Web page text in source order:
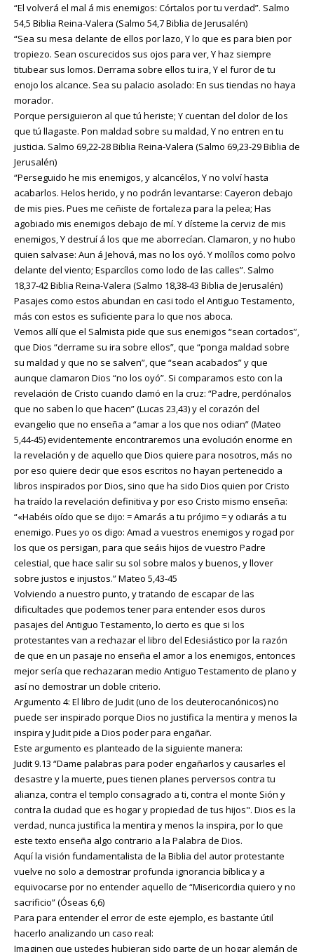
“El volverá el mal á mis enemigos: Córtalos por tu verdad”. Salmo
54,5 Biblia Reina-Valera (Salmo 54,7 Biblia de Jerusalén)
“Sea su mesa delante de ellos por lazo, Y lo que es para bien por
tropiezo. Sean oscurecidos sus ojos para ver, Y haz siempre
titubear sus lomos. Derrama sobre ellos tu ira, Y el furor de tu
enojo los alcance. Sea su palacio asolado: En sus tiendas no haya
morador.
Porque persiguieron al que tú heriste; Y cuentan del dolor de los
que tú llagaste. Pon maldad sobre su maldad, Y no entren en tu
justicia. Salmo 69,22-28 Biblia Reina-Valera (Salmo 69,23-29 Biblia de
Jerusalén)
“Perseguido he mis enemigos, y alcancélos, Y no volví hasta
acabarlos. Helos herido, y no podrán levantarse: Cayeron debajo
de mis pies. Pues me ceñiste de fortaleza para la pelea; Has
agobiado mis enemigos debajo de mí. Y dísteme la cerviz de mis
enemigos, Y destruí á los que me aborrecían. Clamaron, y no hubo
quien salvase: Aun á Jehová, mas no los oyó. Y molílos como polvo
delante del viento; Esparcílos como lodo de las calles”. Salmo
18,37-42 Biblia Reina-Valera (Salmo 18,38-43 Biblia de Jerusalén)
Pasajes como estos abundan en casi todo el Antiguo Testamento,
más con estos es suficiente para lo que nos aboca.
Vemos allí que el Salmista pide que sus enemigos “sean cortados”,
que Dios “derrame su ira sobre ellos”, que “ponga maldad sobre
su maldad y que no se salven”, que “sean acabados” y que
aunque clamaron Dios “no los oyó”. Si comparamos esto con la
revelación de Cristo cuando clamó en la cruz: “Padre, perdónalos
que no saben lo que hacen” (Lucas 23,43) y el corazón del
evangelio que no enseña a “amar a los que nos odian” (Mateo
5,44-45) evidentemente encontraremos una evolución enorme en
la revelación y de aquello que Dios quiere para nosotros, más no
por eso quiere decir que esos escritos no hayan pertenecido a
libros inspirados por Dios, sino que ha sido Dios quien por Cristo
ha traído la revelación definitiva y por eso Cristo mismo enseña:
“«Habéis oído que se dijo: = Amarás a tu prójimo = y odiarás a tu
enemigo. Pues yo os digo: Amad a vuestros enemigos y rogad por
los que os persigan, para que seáis hijos de vuestro Padre
celestial, que hace salir su sol sobre malos y buenos, y llover
sobre justos e injustos.” Mateo 5,43-45
Volviendo a nuestro punto, y tratando de escapar de las
dificultades que podemos tener para entender esos duros
pasajes del Antiguo Testamento, lo cierto es que si los
protestantes van a rechazar el libro del Eclesiástico por la razón
de que en un pasaje no enseña el amor a los enemigos, entonces
mejor sería que rechazaran medio Antiguo Testamento de plano y
así no demostrar un doble criterio.
Argumento 4: El libro de Judit (uno de los deuterocanónicos) no
puede ser inspirado porque Dios no justifica la mentira y menos la
inspira y Judit pide a Dios poder para engañar.
Este argumento es planteado de la siguiente manera:
Judit 9.13 “Dame palabras para poder engañarlos y causarles el
desastre y la muerte, pues tienen planes perversos contra tu
alianza, contra el templo consagrado a ti, contra el monte Sión y
contra la ciudad que es hogar y propiedad de tus hijos". Dios es la
verdad, nunca justifica la mentira y menos la inspira, por lo que
este texto enseña algo contrario a la Palabra de Dios.
Aquí la visión fundamentalista de la Biblia del autor protestante
vuelve no solo a demostrar profunda ignorancia bíblica y a
equivocarse por no entender aquello de “Misericordia quiero y no
sacrificio” (Óseas 6,6)
Para para entender el error de este ejemplo, es bastante útil
hacerlo analizando un caso real:
Imaginen que ustedes hubieran sido parte de un hogar alemán de